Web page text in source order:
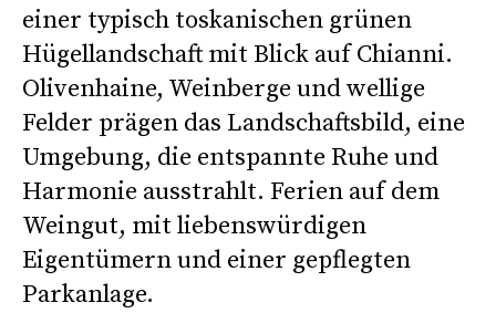
einer typisch toskanischen grünen
Hügellandschaft mit Blick auf Chianni.
Olivenhaine, Weinberge und wellige
Felder prägen das Landschaftsbild, eine
Umgebung, die entspannte Ruhe und
Harmonie ausstrahlt. Ferien auf dem
Weingut, mit liebenswürdigen
Eigentümern und einer gepflegten
Parkanlage.